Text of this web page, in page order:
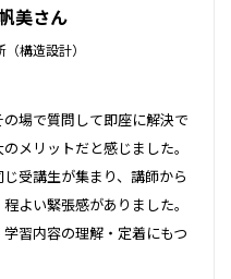
美さん
構造設計）
場で質問して即座に解決で
メリットだと感じました。
受講生が集まり、講師から
よい緊張感がありました。
習内容の理解・定着にもつ